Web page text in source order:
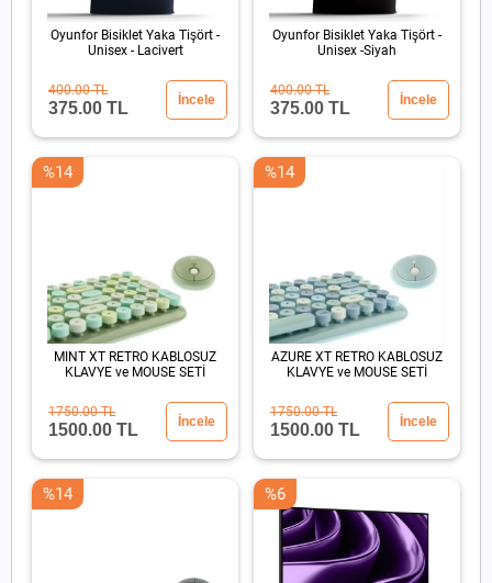
Oyunfor Bisiklet Yaka Tişört -
Unisex - Lacivert
400.00 TL
375.00 TL İncele
Oyunfor Bisiklet Yaka Tişört -
Unisex -Siyah
400.00 TL
375.00 TL İncele
MINT XT RETRO KABLOSUZ
KLAVYE ve MOUSE SETİ
%14
1750.00 TL
1500.00 TL İncele
AZURE XT RETRO KABLOSUZ
KLAVYE ve MOUSE SETİ
%14
1750.00 TL
1500.00 TL İncele
%14 %6